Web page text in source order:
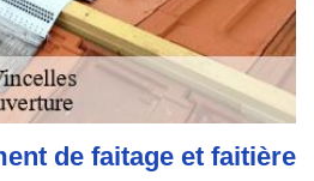
de faitage et faitière